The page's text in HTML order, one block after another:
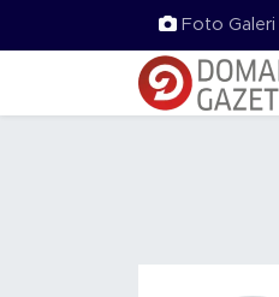
Foto Galeri